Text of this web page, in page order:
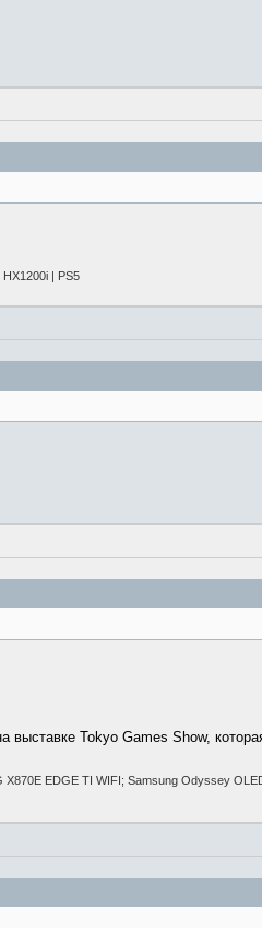
| PS5
выставке Tokyo Games Show,
EDGE TI WIFI; Samsung Odyssey